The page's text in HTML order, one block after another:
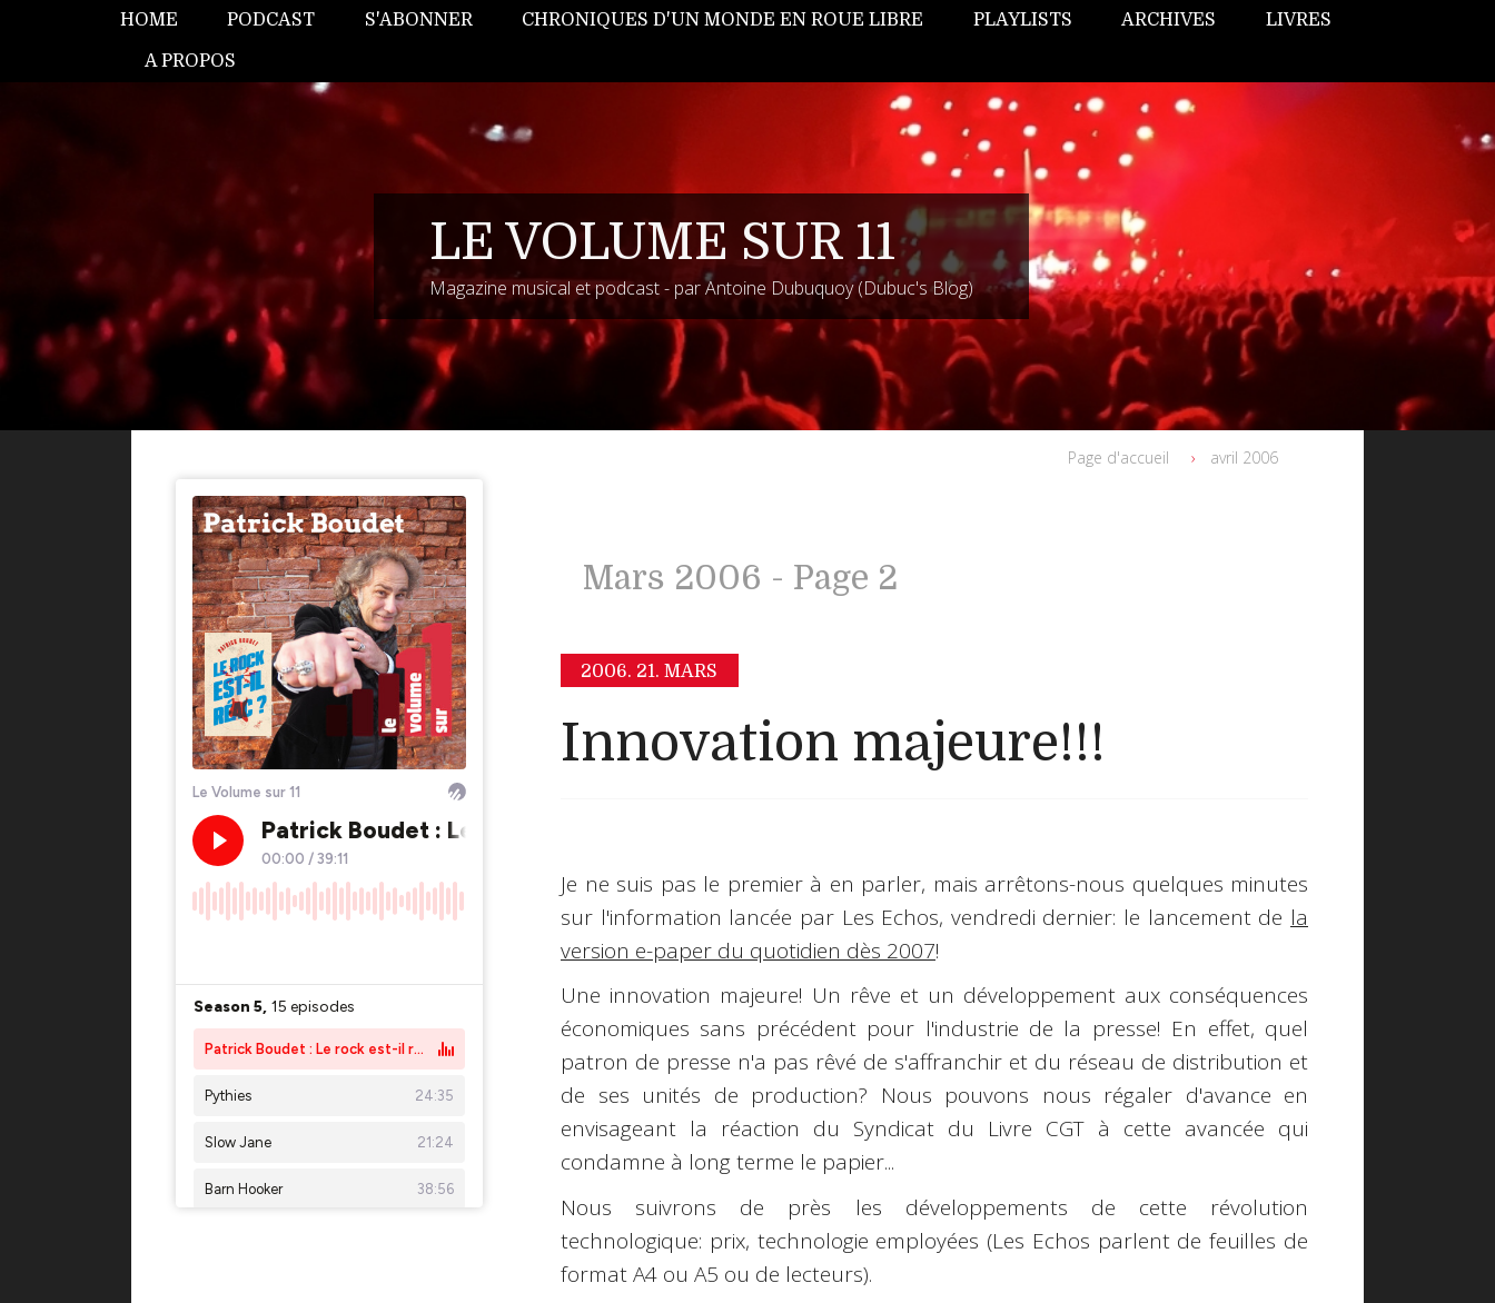
HOME PODCAST S'ABONNER CHRONIQUES D'UN MONDE EN ROUE LIBRE PLAYLISTS ARCHIVES LIVRES
A PROPOS
LE VOLUME SUR 11
Magazine musical et podcast - par Antoine Dubuquoy (Dubuc's Blog)
Page d'accueil avril 2006
Mars 2006 - Page 2
2006. 21. MARS
Innovation majeure!!!
Je ne suis pas le premier à en parler, mais arrêtons-nous quelques minutes
sur l'information lancée par Les Echos, vendredi dernier: le lancement de la
version e-paper du quotidien dès 2007!
Une innovation majeure! Un rêve et un développement aux conséquences
économiques sans précédent pour l'industrie de la presse! En effet, quel
patron de presse n'a pas rêvé de s'affranchir et du réseau de distribution et
de ses unités de production? Nous pouvons nous régaler d'avance en
envisageant la réaction du Syndicat du Livre CGT à cette avancée qui
condamne à long terme le papier...
Nous suivrons de près les développements de cette révolution
technologique: prix, technologie employées (Les Echos parlent de feuilles de
format A4 ou A5 ou de lecteurs).